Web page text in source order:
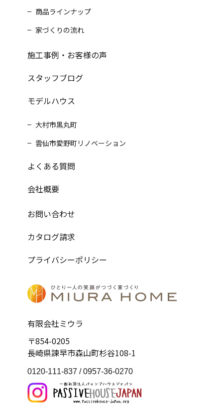
有限会社ミウラ
〒854-0205
長崎県諫早市森山町杉谷108-1
0120-111-837 /0957-36-0270
商品ラインナップ
家づくりの流れ
施工事例・お客様の声
スタッフブログ
モデルハウス
大村市黒丸町
雲仙市愛野町リノベーション
よくある質問
会社概要
お問い合わせ
カタログ請求
プライバシーポリシー